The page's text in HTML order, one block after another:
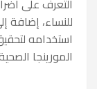
للنساء، إضافة
استخدامه
المورينجا